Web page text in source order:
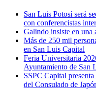
San Luis Potosí será
con conferencistas
Galindo insiste en una
Más de 250 mil
en San Luis Capital
Feria Universitaria
Ayuntamiento de San
SSPC Capital
del Consulado de